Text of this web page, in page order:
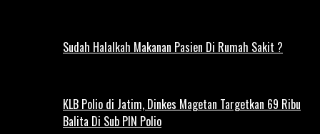
Sudah Halalkah Makanan Pasien Di Rumah Sakit ?
KLB Polio di Jatim, Dinkes Magetan Targetkan 69 Ribu
Balita Di Sub PIN Polio